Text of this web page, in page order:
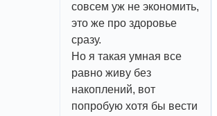
совсем уж не экономить,
это же про здоровье
сразу.
Но я такая умная все
равно живу без
накоплений, вот
попробую хотя бы вести